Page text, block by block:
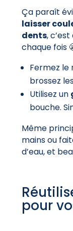
Ça paraît
laisser
dents,
chaque fois
Fermez le
brossez
Utilisez un
bouche.
Même
mains ou
d’eau, et
pour